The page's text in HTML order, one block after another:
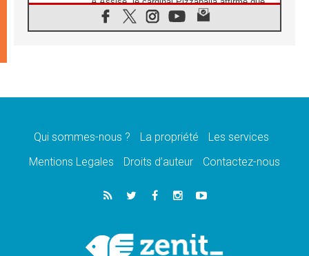
«les chrétiens veulent la paix»
06.08.2026
message de paix et de dignité humaine»
«La visite du Pape en Uruguay renforcera
05.08.2026
Le nonce en Ukraine: «Il est inquiétant
Léon XIV au Pérou, une lueur d'espoir pour
un peuple en quête de paix
Qui sommes-nous ? La propriété
Les services
Mentions Legales
Droits d’auteur Contactez-nous